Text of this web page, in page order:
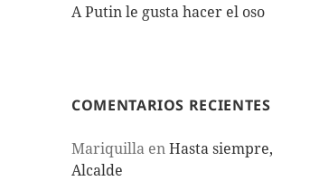
A Putin le gusta hacer el oso
COMENTARIOS RECIENTES
Mariquilla enHasta siempre,
Alcalde